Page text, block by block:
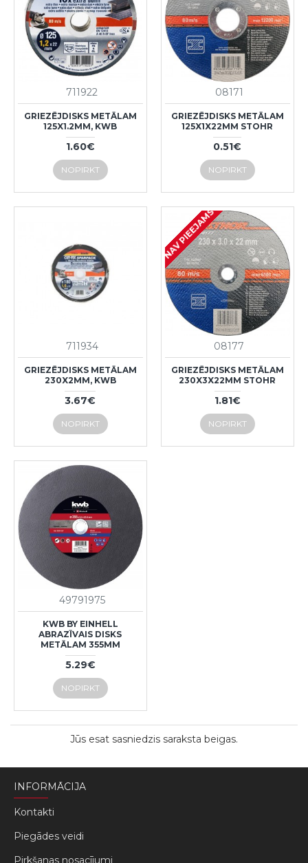
711922
GRIEZĒJDISKS METĀLAM
125X1.2MM, KWB
1.60€
NOPIRKT
08171
GRIEZĒJDISKS METĀLAM
125X1X22MM STOHR
0.51€
NOPIRKT
711934
GRIEZĒJDISKS METĀLAM
230X2MM, KWB
3.67€
NOPIRKT
NAV PIEEJAMS
08177
GRIEZĒJDISKS METĀLAM
230X3X22MM STOHR
1.81€
NOPIRKT
49791975
KWB BY EINHELL
ABRAZĪVAIS DISKS
METĀLAM 355MM
5.29€
NOPIRKT
Jūs esat sasniedzis saraksta beigas.
INFORMĀCIJA
Kontakti
Piegādes veidi
Pirkšanas nosacījumi